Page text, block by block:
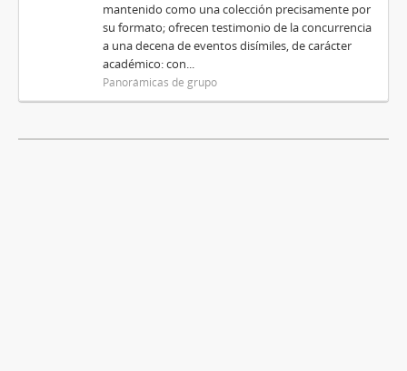
mantenido como una colección precisamente por
su formato; ofrecen testimonio de la concurrencia
a una decena de eventos disímiles, de carácter
académico: con...
Panorámicas de grupo